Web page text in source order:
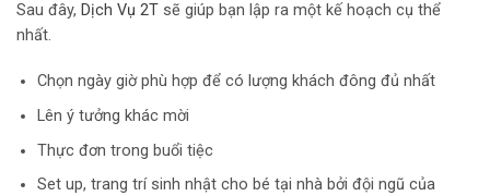
Sau đây, Dịch Vụ 2T sẽ giúp bạn lập ra một kế hoạch cụ thể
nhất.
Chọn ngày giờ phù hợp để có lượng khách đông đủ nhất
Lên ý tưởng khác mời
Thực đơn trong buổi tiệc
Set up, trang trí sinh nhật cho bé tại nhà bởi đội ngũ của